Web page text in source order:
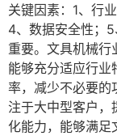
关键因素：1、行
4、数据安全性；5
重要。文具机械行
能够充分适应行业
率，减少不必要的
注于大中型客户，
化能力，能够满足